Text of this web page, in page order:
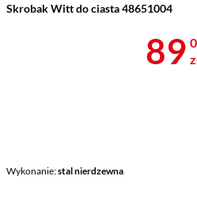
Skrobak Witt do ciasta 48651004
Wykonanie stal nierdzewna
89